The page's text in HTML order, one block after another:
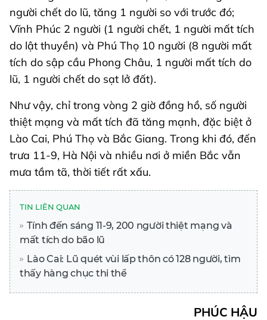
người chết do lũ, tăng 1 người so với trước đó;
Vĩnh Phúc 2 người (1 người chết, 1 người mất tích
do lật thuyền) và Phú Thọ 10 người (8 người mất
tích do sập cầu Phong Châu, 1 người mất tích do
lũ, 1 người chết do sạt lở đất).
Như vậy, chỉ trong vòng 2 giờ đồng hồ, số người
thiệt mạng và mất tích đã tăng mạnh, đặc biệt ở
Lào Cai, Phú Thọ và Bắc Giang. Trong khi đó, đến
trưa 11-9, Hà Nội và nhiều nơi ở miền Bắc vẫn
mưa tầm tã, thời tiết rất xấu.
TIN LIÊN QUAN
Tính đến sáng 11-9, 200 người thiệt mạng và
mất tích do bão lũ
Lào Cai: Lũ quét vùi lấp thôn có 128 người, tìm
thấy hàng chục thi thể
PHÚC HẬU